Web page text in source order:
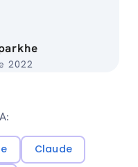
2022
Claude